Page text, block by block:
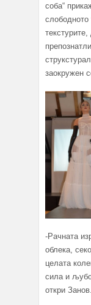
соба“
заокружен
-Рачната
облека,
целата
сила и
откри Занов.